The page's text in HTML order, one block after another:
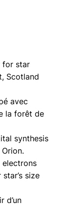
for star
Scotland
avec
la forêt de
synthesis
electrons
size
d’un